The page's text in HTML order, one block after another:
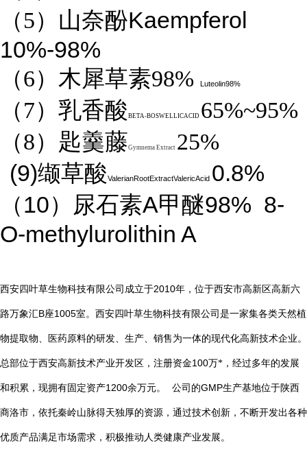
（5）山奈酚Kaempferol
10%-98%
（6）木犀草素98% Luteolin98%
（7）乳香酸 BETA-BOSWELLICACID 65%~95%
（8）匙羹藤Gymnema Extract 25%
(9)缬草酸ValerianRootExtractValericAcid 0.8%
（10）尿石素A甲醚98% 8-
O-methylurolithin A
西安四叶草生物科技有限公司成立于2010年，位于西安市高新区高新六
路万象汇B座1005室。西安四叶草生物科技有限公司是一家集各类天然植
物提取物、医药原料的研发、生产、销售为一体的现代化高新技术企业。
总部位于西安高新技术产业开发区，注册资金100万*，经过多年的发展
和积累，现拥有固定资产1200余万元。 公司的GMP生产基地位于陕西
商洛市，依托秦岭山脉得天独厚的资源，通过技术创新，不断开发出各种
优质产品满足市场需求，积极推动人类健康产业发展。